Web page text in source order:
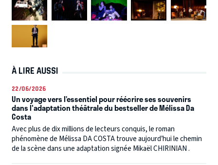
À LIRE AUSSI
22/06/2026
Un voyage vers l’essentiel pour réécrire ses souvenirs
dans l'adaptation théâtrale du bestseller de Mélissa Da
Costa
Avec plus de dix millions de lecteurs conquis, le roman
phénomène de Mélissa DA COSTA trouve aujourd’hui le chemin
de la scène dans une adaptation signée Mikaël CHIRINIAN .